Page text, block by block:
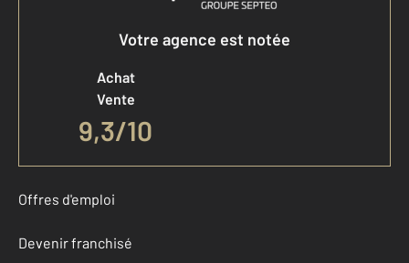
Votre agence est notée
Achat
Vente
9,3/10
Offres d'emploi
Devenir franchisé